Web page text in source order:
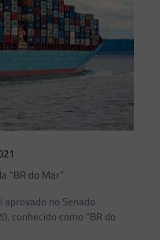
“BR do Mar”
no Senado
conhecido como “BR do